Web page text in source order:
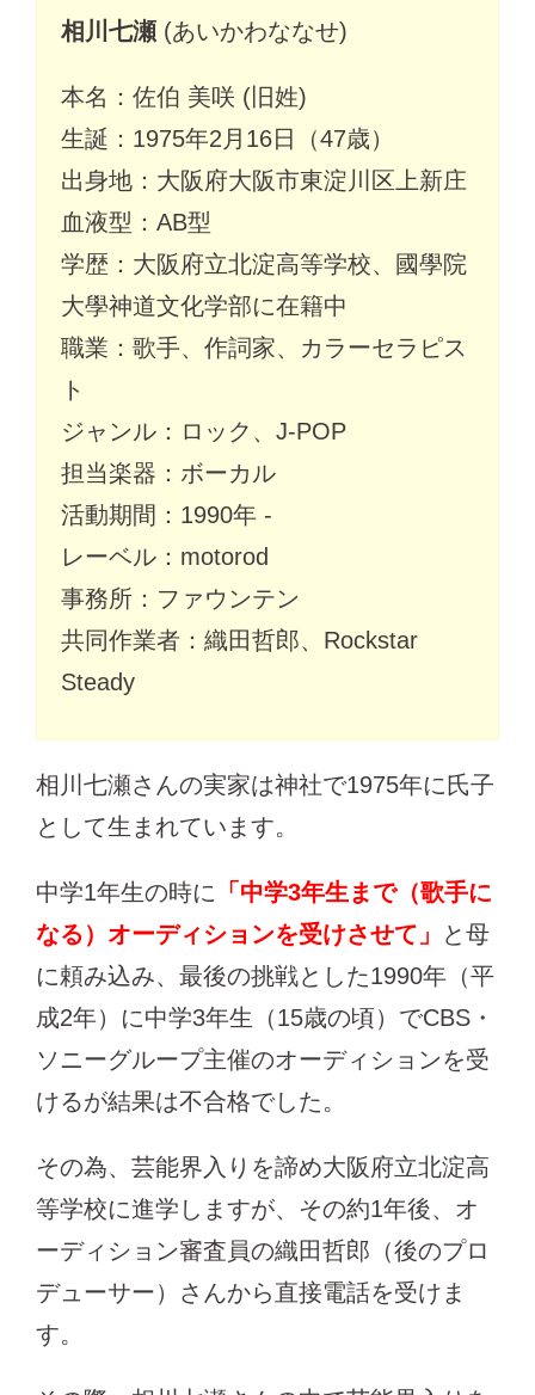
相川七瀬 (あいかわななせ)
本名：佐伯 美咲 (旧姓)
生誕：1975年2月16日（47歳）
出身地：大阪府大阪市東淀川区上新庄
血液型：AB型
学歴：大阪府立北淀高等学校、國學院
大學神道文化学部に在籍中
職業：歌手、作詞家、カラーセラピス
ト
ジャンル：ロック、J-POP
担当楽器：ボーカル
活動期間：1990年 -
レーベル：motorod
事務所：ファウンテン
共同作業者：織田哲郎、Rockstar
Steady
相川七瀬さんの実家は神社で1975年に氏子
として生まれています。
中学1年生の時に 「中学3年生まで（歌手に
なる）オーディションを受けさせて」
と母
に頼み込み、最後の挑戦とした1990年（平
成2年）に中学3年生（15歳の頃）でCBS・
ソニーグループ主催のオーディションを受
けるが結果は不合格でした。
その為、芸能界入りを諦め大阪府立北淀高
等学校に進学しますが、その約1年後、オ
ーディション審査員の織田哲郎（後のプロ
デューサー）さんから直接電話を受けま
す。